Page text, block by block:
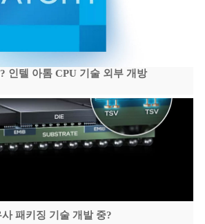
인텔 아톰 CPU 기술 외부 개방
패키징 기술 개발 중?